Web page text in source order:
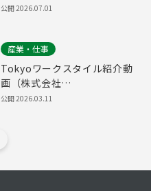
公開2026.07.01
産業・仕事
Tokyoワークスタイル紹介動
画（株式会社
BeGoodJapan 15秒）
公開2026.03.11